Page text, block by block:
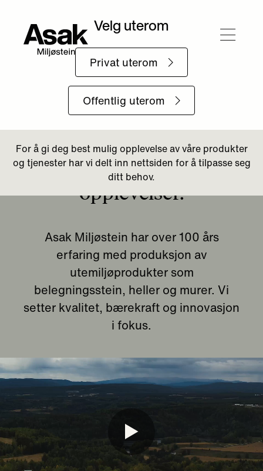
Godt grunnlag for gode
opplevelser.
Asak Miljøstein har over 100 års
erfaring med produksjon av
utemiljøprodukter som
belegningsstein, heller og murer. Vi
setter kvalitet, bærekraft og innovasjon
i fokus.